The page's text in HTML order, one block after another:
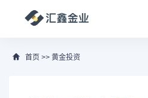
首页 >> 黄金投资